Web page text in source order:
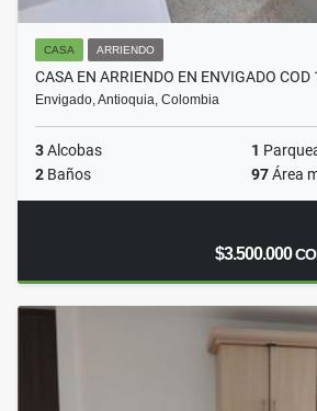
CASA ARRIENDO
CASA EN ARRIENDO EN ENVIGADO COD
Envigado, Antioquia, Colombia
3Alcobas 1
2 Baños 97Área
$3.500.000